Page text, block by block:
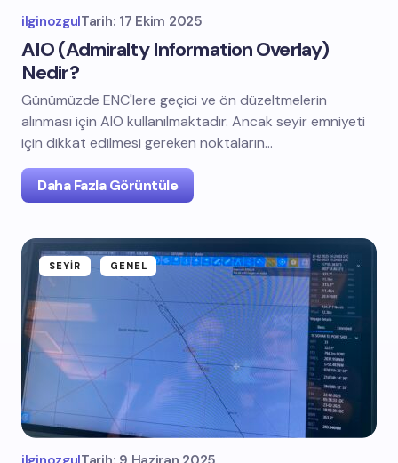
ilginozgulTarih: 17 Ekim 2025
AIO (Admiralty Information Overlay)
Nedir?
Günümüzde ENC'lere geçici ve ön düzeltmelerin
alınması için AIO kullanılmaktadır. Ancak seyir emniyeti
için dikkat edilmesi gereken noktaların…
Daha Fazla Görüntüle
SEYIR GENEL